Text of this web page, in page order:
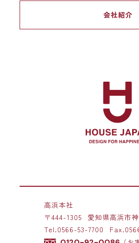
会社紹介
高浜本社
〒444-1305
愛知県高浜市
Tel.0566-53-7700